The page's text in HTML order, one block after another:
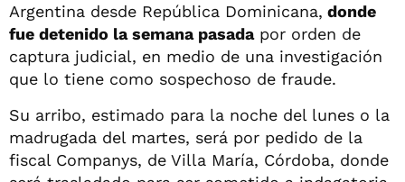
Argentina desde República Dominicana, donde
fue detenido la semana pasadapor orden de
captura judicial, en medio de una investigación
que lo tiene como sospechoso de fraude.
Su arribo, estimado para la noche del lunes o la
madrugada del martes, será por pedido de la
fiscal Companys, de Villa María, Córdoba, donde